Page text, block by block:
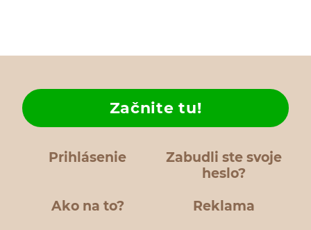
Prihlásenie
Zabudli ste svoje
heslo?
Ako na to?
Začnite tu!
Reklama